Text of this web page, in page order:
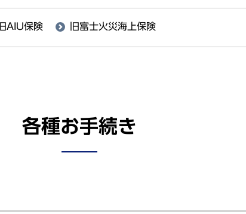
旧AIU保険 旧富士火災海上保険
各種お手続き